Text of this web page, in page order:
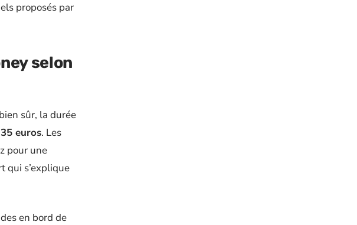
proposés par
selon
sûr, la durée
euros. Les
pour une
qui s’explique
en bord de